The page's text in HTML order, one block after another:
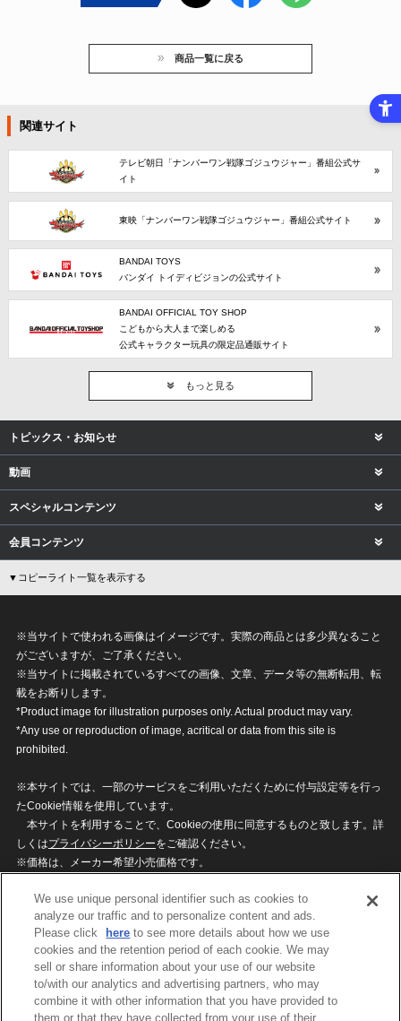
商品一覧に戻る
関連サイト
テレビ朝日「ナンバーワン戦隊ゴジュウジャー」番組公式サ
イト
東映「ナンバーワン戦隊ゴジュウジャー」番組公式サイト
BANDAI TOYS
バンダイ トイディビジョンの公式サイト
BANDAI OFFICIAL TOY SHOP
こどもから大人まで楽しめる
公式キャラクター玩具の限定品通販サイト
もっと見る
トピックス・お知らせ
動画
スペシャルコンテンツ
会員コンテンツ
▼コピーライト一覧を表示する
※当サイトで使われる画像はイメージです。実際の商品とは多少異なること
がございますが、ご了承ください。
※当サイトに掲載されているすべての画像、文章、データ等の無断転用、転
載をお断りします。
*Product image for illustration purposes only. Actual product may vary.
*Any use or reproduction of image, acritical or data from this site is
prohibited.
※本サイトでは、一部のサービスをご利用いただくために付与設定等を行っ
たCookie情報を使用しています。
本サイトを利用することで、Cookieの使用に同意するものと致します。詳
しくはプライバシーポリシーをご確認ください。
※価格は、メーカー希望小売価格です。
ざいますのでご了承ください。
privacypolicy
Do Not Sell or Share My
Personal Information
ウェブサイトご利用条件
ソーシャルメディアポリシー
個人情報保護方針
お問い合わせ
We use unique personal identifier such as cookies to
analyze our traffic and to personalize content and ads.
Please click
here to see more details about how we use
cookies and the retention period of each cookie. We may
sell or share information about your use of our website
to/with our analytics and advertising partners, who may
combine it with other information that you have provided to
them or that they have collected from your use of their